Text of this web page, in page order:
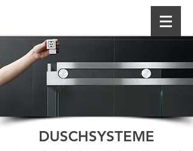
DUSCHSYSTEME